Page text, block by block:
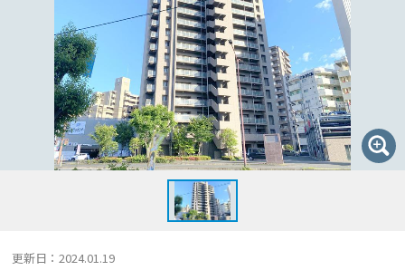
更新日：2024.01.19